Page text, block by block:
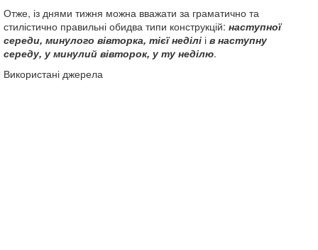
Отже, із днями тижня можна вважати за граматично та
стилістично правильні обидва типи конструкцій: наступної
середи, минулого вівторка, тієї неділі і в наступну
середу, у минулий вівторок, у ту неділю.
Використані джерела